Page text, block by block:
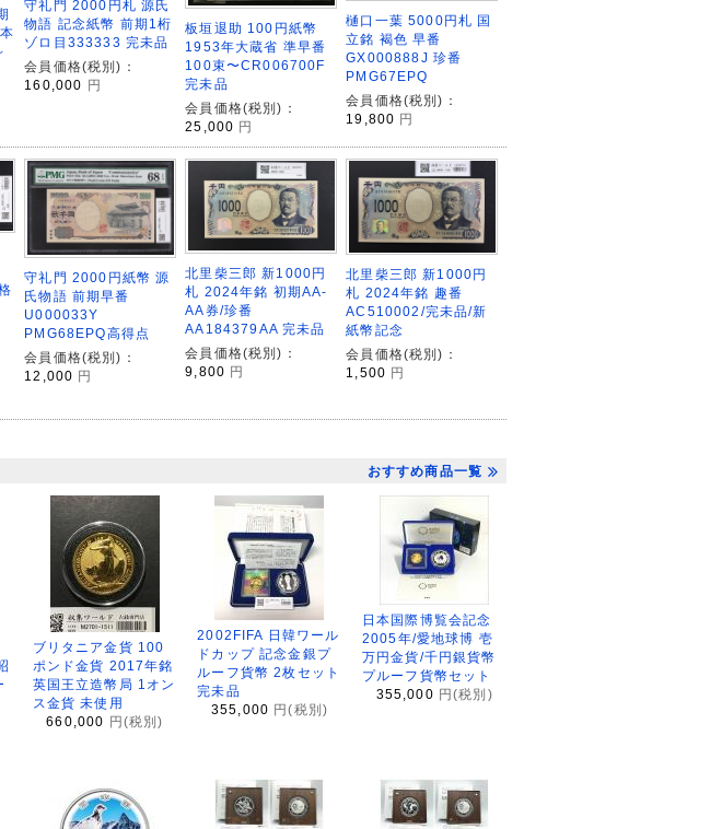
守礼門 2000円札 源氏
物語 記念紙幣 前期1桁
ゾロ目333333 完未品
会員価格(税別)：
160,000
円
板垣退助 100円紙幣
1953年大蔵省 準早番
100束〜CR006700F
完未品
会員価格(税別)：
25,000 円
樋口一葉 5000円札 国
立銘 褐色 早番
GX000888J 珍番
PMG67EPQ
会員価格(税別)：
19,800 円
守礼門 2000円紙幣 源
氏物語 前期早番
U000033Y
PMG68EPQ高得点
会員価格(税別)：
12,000 円
北里柴三郎 新1000円
札 2024年銘 初期AA-
AA券/珍番
AA184379AA 完未品
会員価格(税別)：
9,800 円
北里柴三郎 新1000円
札 2024年銘 趣番
AC510002/完未品/新
紙幣記念
会員価格(税別)：
1,500 円
おすすめ商品一覧
ブリタニア金貨 100
ポンド金貨 2017年銘
英国王立造幣局 1オン
ス金貨 未使用
660,000
円(税別)
2002FIFA 日韓ワール
ドカップ 記念金銀プ
ルーフ貨幣 2枚セット
完未品
355,000 円(税別)
日本国際博覧会記念
2005年/愛地球博 壱
万円金貨/千円銀貨幣
プルーフ貨幣セット
355,000 円(税別)